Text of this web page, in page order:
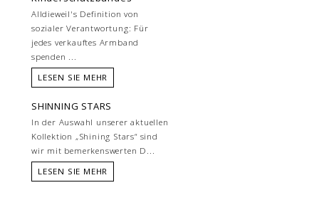
Alldieweil's Definition von
sozialer Verantwortung: Für
jedes verkauftes Armband
spenden ...
LESEN SIE MEHR
SHINNING STARS
In der Auswahl unserer aktuellen
Kollektion „Shining Stars“ sind
wir mit bemerkenswerten D...
LESEN SIE MEHR